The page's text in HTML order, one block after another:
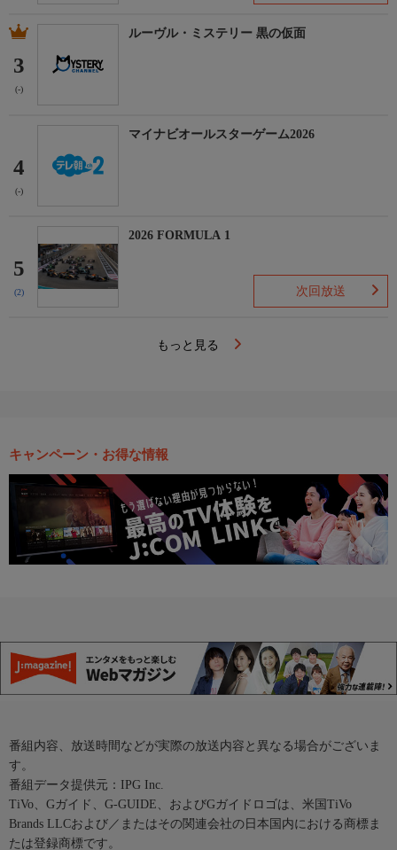
3
(-)
ルーヴル・ミステリー 黒の仮面
4
(-)
マイナビオールスターゲーム2026
5
(2)
2026 FORMULA 1
次回放送
もっと見る
キャンペーン・お得な情報
番組内容、放送時間などが実際の放送内容と異なる場合がございま
す。
番組データ提供元：IPG Inc.
TiVo、Gガイド、G-GUIDE、およびGガイドロゴは、米国TiVo
Brands LLCおよび／またはその関連会社の日本国内における商標ま
たは登録商標です。